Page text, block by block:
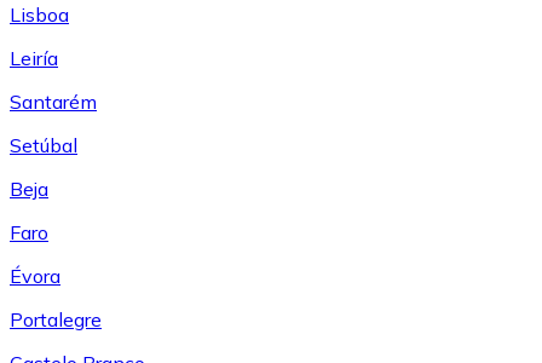
Lisboa
Leiría
Santarém
Setúbal
Beja
Faro
Évora
Portalegre